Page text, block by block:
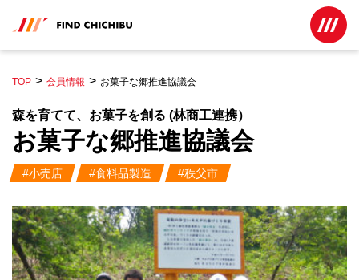
TOP 会員情報 お菓子な郷推進協議会
森を育てて、お菓子を創る (林商工連携）
お菓子な郷推進協議会
#小売店 #食料品製造 #秩父市